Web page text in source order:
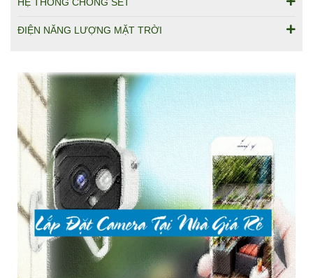
ĐIỆN NĂNG LƯỢNG MẶT TRỜI